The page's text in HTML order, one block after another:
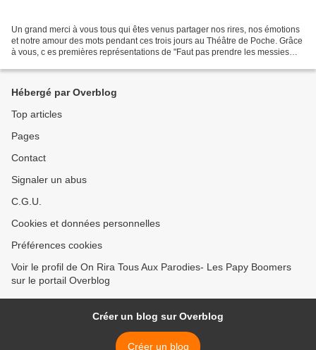
Un grand merci à vous tous qui êtes venus partager nos rires, nos émotions
et notre amour des mots pendant ces trois jours au Théâtre de Poche. Grâce
à vous, c es premières représentations de "Faut pas prendre les messies
Hébergé par Overblog
Top articles
Pages
Contact
Signaler un abus
C.G.U.
Cookies et données personnelles
Préférences cookies
Voir le profil de On Rira Tous Aux Parodies- Les Papy Boomers
sur le portail Overblog
Créer un blog sur Overblog
Créer un blog